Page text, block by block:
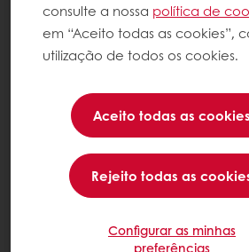
consulte a nossa política de
em “Aceito todas as cookies”,
utilização de todos os cookies.
Aceito todas as cookies
Rejeito todas as
Configurar as minhas
preferências